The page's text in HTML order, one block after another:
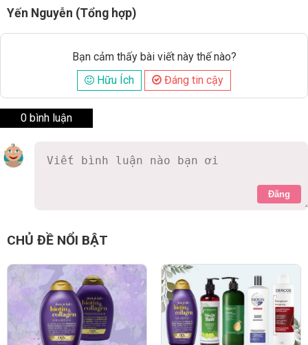
Yến Nguyễn (Tổng hợp)
Bạn cảm thấy bài viết này thế nào?
Hữu Ích
Đáng tin cậy
0 bình luận
Đăng
CHỦ ĐỀ NỔI BẬT